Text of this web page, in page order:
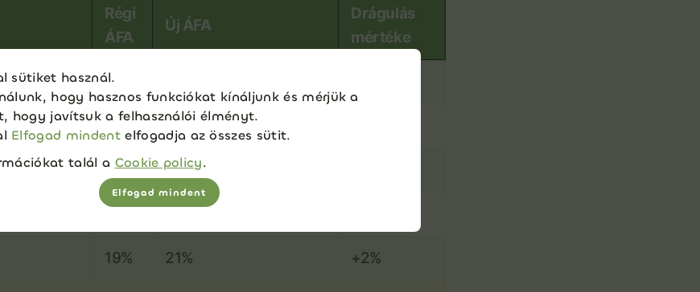
Régi
ÁFA
Új ÁFA
Drágulás
mértéke
19%
19% 21%
19% 21%
19% 21% +2%
sütiket használ.
hogy hasznos funkciókat kínáljunk és mérjük a
hogy javítsuk a felhasználói élményt.
Elfogad mindentelfogadja az összes sütit.
talál a Cookie policy.
Elfogad mindent